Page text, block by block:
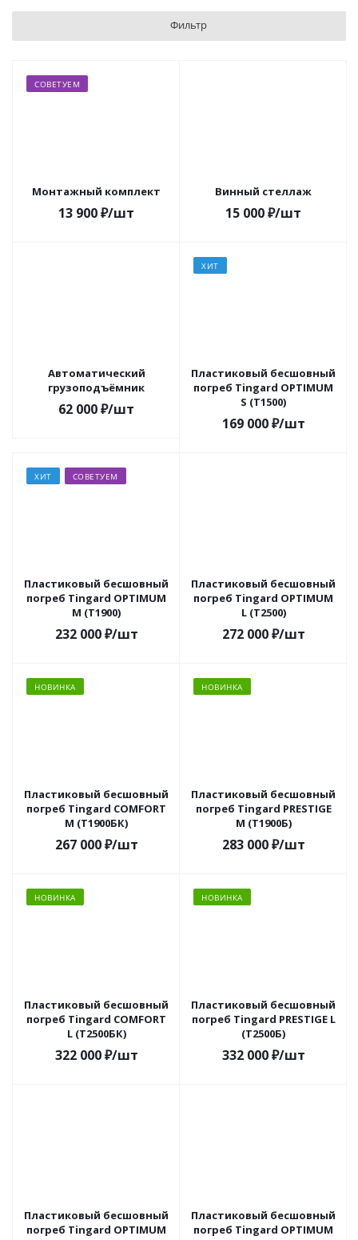
Фильтр
СОВЕТУЕМ
Монтажный комплект
13 900₽/шт
Винный стеллаж
15 000₽/шт
Автоматический
грузоподъёмник
62 000₽/шт
ХИТ
Пластиковый бесшовный
погреб Tingard OPTIMUM
S (Т1500)
169 000₽/шт
ХИТ СОВЕТУЕМ
Пластиковый бесшовный
погреб Tingard OPTIMUM
M (Т1900)
232 000₽/шт
Пластиковый бесшовный
погреб Tingard OPTIMUM
L (Т2500)
272 000₽/шт
НОВИНКА
Пластиковый бесшовный
погреб Tingard COMFORT
M (Т1900БК)
267 000₽/шт
НОВИНКА
Пластиковый бесшовный
погреб Tingard PRESTIGE
M (Т1900Б)
283 000₽/шт
НОВИНКА
Пластиковый бесшовный
погреб Tingard COMFORT
L (Т2500БК)
322 000₽/шт
НОВИНКА
Пластиковый бесшовный
погреб Tingard PRESTIGE L
(Т2500Б)
332 000₽/шт
Пластиковый бесшовный
погреб Tingard OPTIMUM
Пластиковый бесшовный
погреб Tingard OPTIMUM